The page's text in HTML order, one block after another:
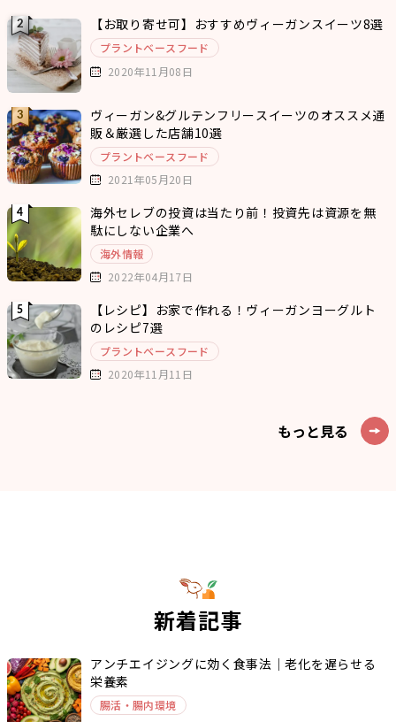
【お取り寄せ可】おすすめヴィーガンスイーツ8選
プラントベースフード
2020年11月08日
ヴィーガン&グルテンフリースイーツのオススメ通
販＆厳選した店舗10選
プラントベースフード
2021年05月20日
海外セレブの投資は当たり前！投資先は資源を無
駄にしない企業へ
海外情報
2022年04月17日
【レシピ】お家で作れる！ヴィーガンヨーグルト
のレシピ7選
プラントベースフード
2020年11月11日
もっと見る
新着記事
アンチエイジングに効く食事法｜老化を遅らせる
栄養素
腸活・腸内環境